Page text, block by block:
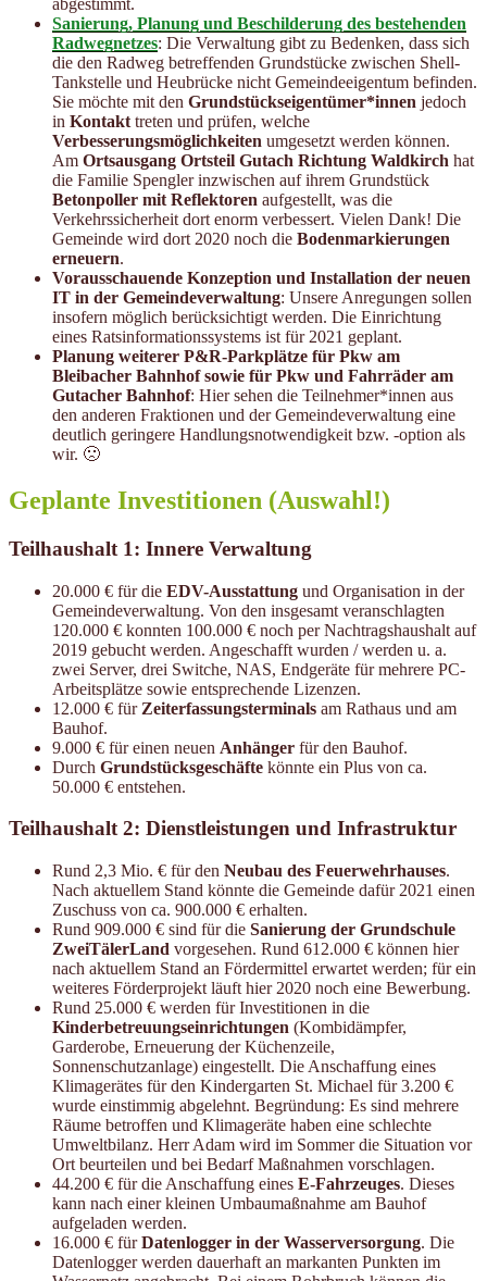
abgestimmt.
Sanierung, Planung und Beschilderung des bestehenden
Radwegnetzes: Die Verwaltung gibt zu Bedenken, dass sich
die den Radweg betreffenden Grundstücke zwischen Shell-
Tankstelle und Heubrücke nicht Gemeindeeigentum befinden.
Sie möchte mit den Grundstückseigentümer*innen jedoch
in Kontakt treten und prüfen, welche
Verbesserungsmöglichkeiten umgesetzt werden können.
Am Ortsausgang Ortsteil Gutach Richtung Waldkirch hat
die Familie Spengler inzwischen auf ihrem Grundstück
Betonpoller mit Reflektoren aufgestellt, was die
Verkehrssicherheit dort enorm verbessert. Vielen Dank! Die
Gemeinde wird dort 2020 noch die Bodenmarkierungen
erneuern.
Vorausschauende Konzeption und Installation der neuen
IT in der Gemeinde­verwaltung: Unsere Anregungen sollen
insofern möglich berücksichtigt werden. Die Einrichtung
eines Ratsinformationssystems ist für 2021 geplant.
Planung weiterer P&R-Parkplätze für Pkw am
Bleibacher Bahnhof sowie für Pkw und Fahrräder am
Gutacher Bahnhof: Hier sehen die Teilnehmer*innen aus
den anderen Fraktionen und der Gemeindeverwaltung eine
deutlich geringere Handlungsnotwendigkeit bzw. -option als
wir. 🙁
Geplante Investitionen (Auswahl!)
Teilhaushalt 1: Innere Verwaltung
20.000 € für die EDV-Ausstattung und Organisation in der
Gemeindeverwaltung. Von den insgesamt veranschlagten
120.000 € konnten 100.000 € noch per Nachtragshaushalt auf
2019 gebucht werden. Angeschafft wurden / werden u. a.
zwei Server, drei Switche, NAS, Endgeräte für mehrere PC-
Arbeitsplätze sowie entsprechende Lizenzen.
12.000 € für Zeiterfassungsterminals am Rathaus und am
Bauhof.
9.000 € für einen neuen Anhänger für den Bauhof.
Durch Grundstücksgeschäfte könnte ein Plus von ca.
50.000 € entstehen.
Teilhaushalt 2: Dienstleistungen und Infrastruktur
Rund 2,3 Mio. € für den Neubau des Feuerwehrhauses.
Nach aktuellem Stand könnte die Gemeinde dafür 2021 einen
Zuschuss von ca. 900.000 € erhalten.
Rund 909.000 € sind für die Sanierung der Grundschule
ZweiTälerLand vorgesehen. Rund 612.000 € können hier
nach aktuellem Stand an Fördermittel erwartet werden; für ein
weiteres Förderprojekt läuft hier 2020 noch eine Bewerbung.
Rund 25.000 € werden für Investitionen in die
Kinderbetreuungseinrichtungen (Kombidämpfer,
Garderobe, Erneuerung der Küchenzeile,
Sonnenschutzanlage) eingestellt. Die Anschaffung eines
Klimagerätes für den Kindergarten St. Michael für 3.200 €
wurde einstimmig abgelehnt. Begründung: Es sind mehrere
Räume betroffen und Klimageräte haben eine schlechte
Umweltbilanz. Herr Adam wird im Sommer die Situation vor
Ort beurteilen und bei Bedarf Maßnahmen vorschlagen.
44.200 € für die Anschaffung eines E-Fahrzeuges. Dieses
kann nach einer kleinen Umbaumaßnahme am Bauhof
aufgeladen werden.
16.000 € fürDatenlogger in der Wasserversorgung. Die
Datenlogger werden dauerhaft an markanten Punkten im